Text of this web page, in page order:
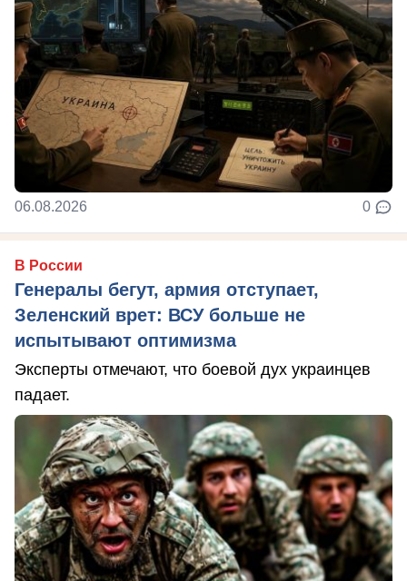
06.08.2026 0
В России
Генералы бегут, армия отступает,
Зеленский врет: ВСУ больше не
испытывают оптимизма
Эксперты отмечают, что боевой дух украинцев
падает.